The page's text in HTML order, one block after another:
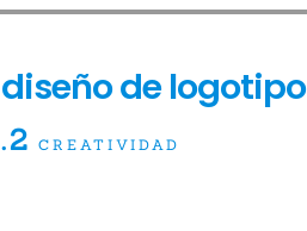
diseño de logotipo
.2 CREATIVIDAD